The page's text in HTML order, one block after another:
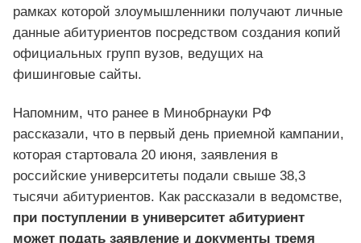
рамках которой злоумышленники получают личные
данные абитуриентов посредством создания копий
официальных групп вузов, ведущих на
фишинговые сайты.
Напомним, что ранее в Минобрнауки РФ
рассказали, что в первый день приемной кампании,
которая стартовала 20 июня, заявления в
российские университеты подали свыше 38,3
тысячи абитуриентов. Как рассказали в ведомстве,
при поступлении в университет абитуриент
может подать заявление и документы тремя